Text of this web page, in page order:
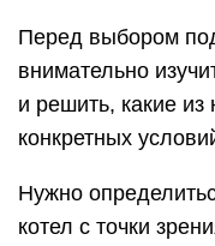
Перед выбором
внимательно
и решить, какие
конкретных
Нужно
котел с точки